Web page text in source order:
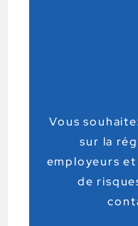
Vous
sur la
employeurs
de